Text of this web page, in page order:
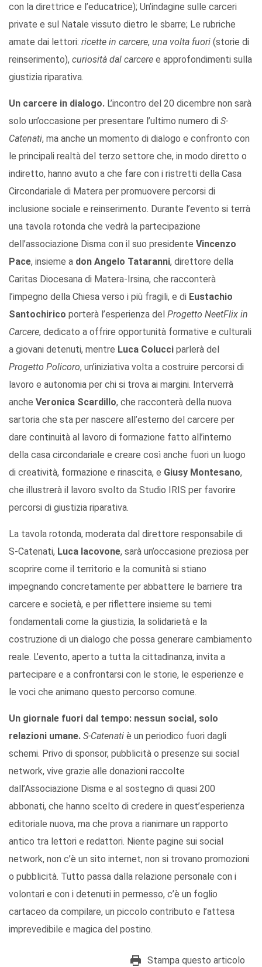
con la direttrice e l’educatrice); Un’indagine sulle carceri
private e sul Natale vissuto dietro le sbarre; Le rubriche
amate dai lettori: ricette in carcere, una volta fuori (storie di
reinserimento), curiosità dal carcere e approfondimenti sulla
giustizia riparativa.
Un carcere in dialogo. L’incontro del 20 dicembre non sarà
solo un’occasione per presentare l’ultimo numero di S-
Catenati, ma anche un momento di dialogo e confronto con
le principali realtà del terzo settore che, in modo diretto o
indiretto, hanno avuto a che fare con i ristretti della Casa
Circondariale di Matera per promuovere percorsi di
inclusione sociale e reinserimento. Durante l’evento si terrà
una tavola rotonda che vedrà la partecipazione
dell’associazione Disma con il suo presidente Vincenzo
Pace, insieme a don Angelo Tataranni, direttore della
Caritas Diocesana di Matera-Irsina, che racconterà
l’impegno della Chiesa verso i più fragili, e di Eustachio
Santochirico porterà l’esperienza del Progetto NeetFlix in
Carcere, dedicato a offrire opportunità formative e culturali
a giovani detenuti, mentre Luca Colucci parlerà del
Progetto Policoro, un’iniziativa volta a costruire percorsi di
lavoro e autonomia per chi si trova ai margini. Interverrà
anche Veronica Scardillo, che racconterà della nuova
sartoria che sta per nascere all’esterno del carcere per
dare continuità al lavoro di formazione fatto all’interno
della casa circondariale e creare così anche fuori un luogo
di creatività, formazione e rinascita, e Giusy Montesano,
che illustrerà il lavoro svolto da Studio IRIS per favorire
percorsi di giustizia riparativa.
La tavola rotonda, moderata dal direttore responsabile di
S-Catenati, Luca Iacovone, sarà un’occasione preziosa per
scoprire come il territorio e la comunità si stiano
impegnando concretamente per abbattere le barriere tra
carcere e società, e per riflettere insieme su temi
fondamentali come la giustizia, la solidarietà e la
costruzione di un dialogo che possa generare cambiamento
reale. L’evento, aperto a tutta la cittadinanza, invita a
partecipare e a confrontarsi con le storie, le esperienze e
le voci che animano questo percorso comune.
Un giornale fuori dal tempo: nessun social, solo
relazioni umane. S-Catenati è un periodico fuori dagli
schemi. Privo di sponsor, pubblicità o presenze sui social
network, vive grazie alle donazioni raccolte
dall’Associazione Disma e al sostegno di quasi 200
abbonati, che hanno scelto di credere in quest’esperienza
editoriale nuova, ma che prova a rianimare un rapporto
antico tra lettori e redattori. Niente pagine sui social
network, non c’è un sito internet, non si trovano promozioni
o pubblicità. Tutto passa dalla relazione personale con i
volontari e con i detenuti in permesso, c’è un foglio
cartaceo da compilare, un piccolo contributo e l’attesa
imprevedibile e magica del postino.
Stampa questo articolo